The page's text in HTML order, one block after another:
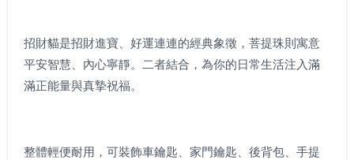
招財貓是招財進寶、好運連連的經典象徵，菩提珠則寓意
平安智慧、內心寧靜。二者結合，為你的日常生活注入滿
滿正能量與真摯祝福。
整體輕便耐用，可裝飾車鑰匙、家門鑰匙、後背包、手提